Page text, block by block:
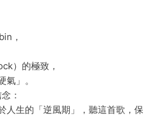
，
）的極致，
」。
：
人生的「逆風期」，聽這首歌，保